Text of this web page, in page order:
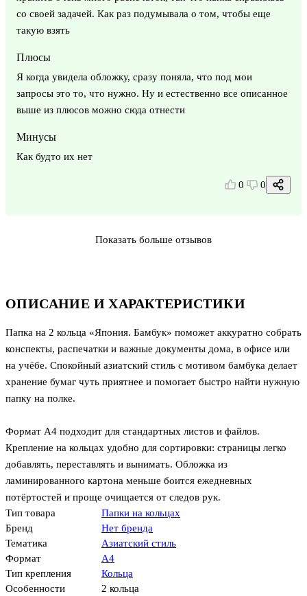
ОПИСАНИЕ И ХАРАКТЕРИСТИКИ
Папка на 2 кольца «Япония. Бамбук» поможет аккуратно собрать
конспекты, распечатки и важные документы дома, в офисе или
на учёбе. Спокойный азиатский стиль с мотивом бамбука делает
хранение бумаг чуть приятнее и помогает быстро найти нужную
папку на полке.
Формат А4 подходит для стандартных листов и файлов.
Крепление на кольцах удобно для сортировки: страницы легко
добавлять, переставлять и вынимать. Обложка из
ламинированного картона меньше боится ежедневных
потёртостей и проще очищается от следов рук.
Тип товара
Папки на кольцах
Бренд
Нет бренда
Тематика
Азиатский стиль
Формат
А4
Тип крепления
Кольца
Особенности
2 кольца
со своей задачей. Как раз подумывала о том, чтобы еще
такую взять
Плюсы
Я когда увидела обложку, сразу поняла, что под мои
запросы это то, что нужно. Ну и естественно все описанное
выше из плюсов можно сюда отнести
Минусы
Как будто их нет
0 0
Показать больше отзывов